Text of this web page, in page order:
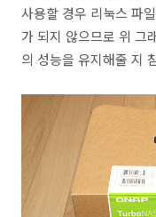
사용할 경우 리눅스 파
가 되지 않으므로 위 그
의 성능을 유지해줄 지